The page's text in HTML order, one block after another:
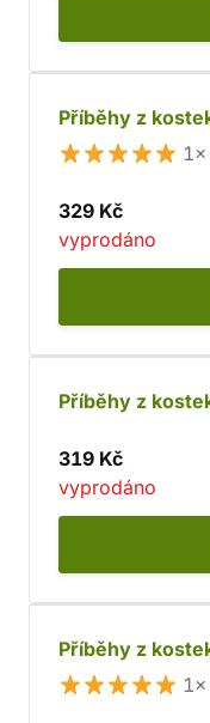
Příběhy z
1×
329 Kč
vyprodáno
Příběhy z
319 Kč
vyprodáno
Příběhy z
1×